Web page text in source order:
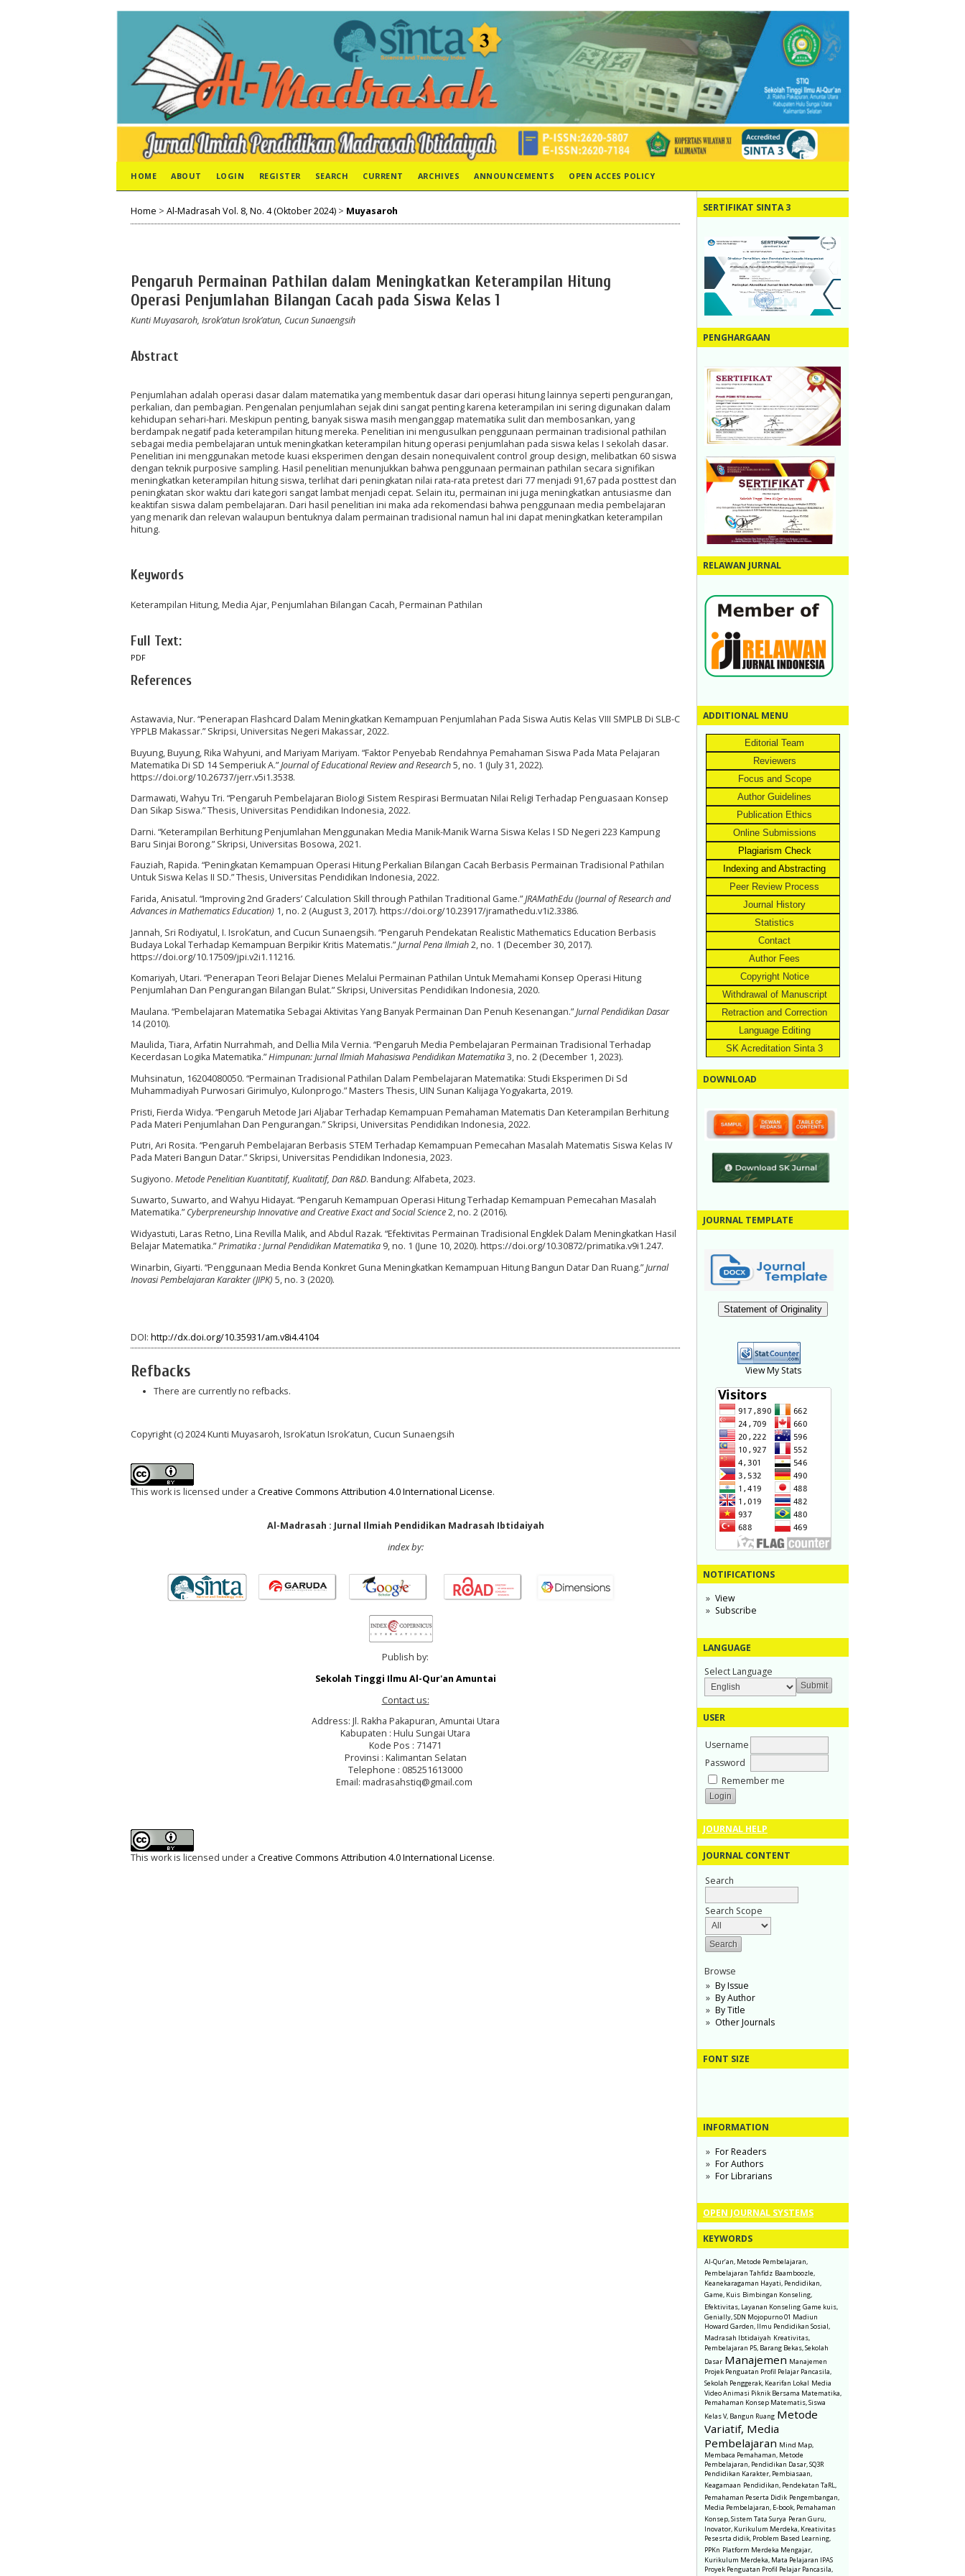
SERTIFIKAT SINTA 3
PENGHARGAAN
RELAWAN JURNAL
ADDITIONAL MENU
Editorial Team
Reviewers
Focus and Scope
Author Guidelines
Publication Ethics
Online Submissions
Plagiarism Check
Indexing and Abstracting
Peer Review Process
Journal History
Statistics
Contact
Author Fees
Copyright Notice
Withdrawal of Manuscript
Retraction and Correction
Language Editing
SK Acreditation Sinta 3
DOWNLOAD
JOURNAL TEMPLATE
Statement of Originality
View My Stats
NOTIFICATIONS
View
Subscribe
LANGUAGE
Select Language
USER
Username
Password
Remember me
JOURNAL HELP
JOURNAL CONTENT
Search
Search Scope
Browse
By Issue
By Author
By Title
Other Journals
FONT SIZE
INFORMATION
For Readers
For Authors
For Librarians
OPEN JOURNAL SYSTEMS
KEYWORDS
Al-Qur’an, Metode Pembelajaran,
Pembelajaran Tahfidz Baamboozle,
Keanekaragaman Hayati, Pendidikan,
Game, Kuis Bimbingan Konseling,
Efektivitas, Layanan Konseling Game kuis,
Genially, SDN Mojopurno 01 Madiun
Howard Garden, Ilmu Pendidikan Sosial,
Madrasah Ibtidaiyah Kreativitas,
Pembelajaran P5, Barang Bekas, Sekolah
Dasar Manajemen Manajemen
Projek Penguatan Profil Pelajar Pancasila,
Sekolah Penggerak, Kearifan Lokal Media
Video Animasi Piknik Bersama Matematika,
Pemahaman Konsep Matematis, Siswa
Kelas V, Bangun Ruang Metode
Variatif, Media
Pembelajaran Mind Map,
Membaca Pemahaman, Metode
Pembelajaran, Pendidikan Dasar, SQ3R
Pendidikan Karakter, Pembiasaan,
Keagamaan Pendidikan, Pendekatan TaRL,
Pemahaman Peserta Didik Pengembangan,
Media Pembelajaran, E-book, Pemahaman
Konsep, Sistem Tata Surya Peran Guru,
Inovator, Kurikulum Merdeka, Kreativitas
Pesesrta didik, Problem Based Learning,
PPKn Platform Merdeka Mengajar,
Kurikulum Merdeka, Mata Pelajaran IPAS
Proyek Penguatan Profil Pelajar Pancasila,
HOME ABOUT LOGIN REGISTER SEARCH CURRENT ARCHIVES ANNOUNCEMENTS OPEN ACCES POLICY
Home > Al-Madrasah Vol. 8, No. 4 (Oktober 2024) > Muyasaroh
Pengaruh Permainan Pathilan dalam Meningkatkan Keterampilan Hitung
Operasi Penjumlahan Bilangan Cacah pada Siswa Kelas 1
Kunti Muyasaroh, Isrok’atun Isrok’atun, Cucun Sunaengsih
Abstract
Penjumlahan adalah operasi dasar dalam matematika yang membentuk dasar dari operasi hitung lainnya seperti pengurangan,
perkalian, dan pembagian. Pengenalan penjumlahan sejak dini sangat penting karena keterampilan ini sering digunakan dalam
kehidupan sehari-hari. Meskipun penting, banyak siswa masih menganggap matematika sulit dan membosankan, yang
berdampak negatif pada keterampilan hitung mereka. Penelitian ini mengusulkan penggunaan permainan tradisional pathilan
sebagai media pembelajaran untuk meningkatkan keterampilan hitung operasi penjumlahan pada siswa kelas I sekolah dasar.
Penelitian ini menggunakan metode kuasi eksperimen dengan desain nonequivalent control group design, melibatkan 60 siswa
dengan teknik purposive sampling. Hasil penelitian menunjukkan bahwa penggunaan permainan pathilan secara signifikan
meningkatkan keterampilan hitung siswa, terlihat dari peningkatan nilai rata-rata pretest dari 77 menjadi 91,67 pada posttest dan
peningkatan skor waktu dari kategori sangat lambat menjadi cepat. Selain itu, permainan ini juga meningkatkan antusiasme dan
keaktifan siswa dalam pembelajaran. Dari hasil penelitian ini maka ada rekomendasi bahwa penggunaan media pembelajaran
yang menarik dan relevan walaupun bentuknya dalam permainan tradisional namun hal ini dapat meningkatkan keterampilan
hitung.
Keywords
Keterampilan Hitung, Media Ajar, Penjumlahan Bilangan Cacah, Permainan Pathilan
Full Text:
PDF
References
Astawavia, Nur. “Penerapan Flashcard Dalam Meningkatkan Kemampuan Penjumlahan Pada Siswa Autis Kelas VIII SMPLB Di SLB-C
YPPLB Makassar.” Skripsi, Universitas Negeri Makassar, 2022.
Buyung, Buyung, Rika Wahyuni, and Mariyam Mariyam. “Faktor Penyebab Rendahnya Pemahaman Siswa Pada Mata Pelajaran
Matematika Di SD 14 Semperiuk A.”Journal of Educational Review and Research5, no. 1 (July 31, 2022).
https://doi.org/10.26737/jerr.v5i1.3538.
Darmawati, Wahyu Tri. “Pengaruh Pembelajaran Biologi Sistem Respirasi Bermuatan Nilai Religi Terhadap Penguasaan Konsep
Dan Sikap Siswa.” Thesis, Universitas Pendidikan Indonesia, 2022.
Darni. “Keterampilan Berhitung Penjumlahan Menggunakan Media Manik-Manik Warna Siswa Kelas I SD Negeri 223 Kampung
Baru Sinjai Borong.” Skripsi, Universitas Bosowa, 2021.
Fauziah, Rapida. “Peningkatan Kemampuan Operasi Hitung Perkalian Bilangan Cacah Berbasis Permainan Tradisional Pathilan
Untuk Siswa Kelas II SD.” Thesis, Universitas Pendidikan Indonesia, 2022.
Farida, Anisatul. “Improving 2nd Graders’ Calculation Skill through Pathilan Traditional Game.”JRAMathEdu (Journal of Research and
Advances in Mathematics Education) 1, no. 2 (August 3, 2017). https://doi.org/10.23917/jramathedu.v1i2.3386.
Jannah, Sri Rodiyatul, I. Isrok’atun, and Cucun Sunaengsih. “Pengaruh Pendekatan Realistic Mathematics Education Berbasis
Budaya Lokal Terhadap Kemampuan Berpikir Kritis Matematis.”Jurnal Pena Ilmiah2, no. 1 (December 30, 2017).
https://doi.org/10.17509/jpi.v2i1.11216.
Komariyah, Utari. “Penerapan Teori Belajar Dienes Melalui Permainan Pathilan Untuk Memahami Konsep Operasi Hitung
Penjumlahan Dan Pengurangan Bilangan Bulat.” Skripsi, Universitas Pendidikan Indonesia, 2020.
Maulana. “Pembelajaran Matematika Sebagai Aktivitas Yang Banyak Permainan Dan Penuh Kesenangan.”Jurnal Pendidikan Dasar
14 (2010).
Maulida, Tiara, Arfatin Nurrahmah, and Dellia Mila Vernia. “Pengaruh Media Pembelajaran Permainan Tradisional Terhadap
Kecerdasan Logika Matematika.”Himpunan: Jurnal Ilmiah Mahasiswa Pendidikan Matematika3, no. 2 (December 1, 2023).
Muhsinatun, 16204080050. “Permainan Tradisional Pathilan Dalam Pembelajaran Matematika: Studi Eksperimen Di Sd
Muhammadiyah Purwosari Girimulyo, Kulonprogo.” Masters Thesis, UIN Sunan Kalijaga Yogyakarta, 2019.
Pristi, Fierda Widya. “Pengaruh Metode Jari Aljabar Terhadap Kemampuan Pemahaman Matematis Dan Keterampilan Berhitung
Pada Materi Penjumlahan Dan Pengurangan.” Skripsi, Universitas Pendidikan Indonesia, 2022.
Putri, Ari Rosita. “Pengaruh Pembelajaran Berbasis STEM Terhadap Kemampuan Pemecahan Masalah Matematis Siswa Kelas IV
Pada Materi Bangun Datar.” Skripsi, Universitas Pendidikan Indonesia, 2023.
Sugiyono. Metode Penelitian Kuantitatif, Kualitatif, Dan R&D. Bandung: Alfabeta, 2023.
Suwarto, Suwarto, and Wahyu Hidayat. “Pengaruh Kemampuan Operasi Hitung Terhadap Kemampuan Pemecahan Masalah
Matematika.”Cyberpreneurship Innovative and Creative Exact and Social Science2, no. 2 (2016).
Widyastuti, Laras Retno, Lina Revilla Malik, and Abdul Razak. “Efektivitas Permainan Tradisional Engklek Dalam Meningkatkan Hasil
Belajar Matematika.”Primatika : Jurnal Pendidikan Matematika 9, no. 1 (June 10, 2020). https://doi.org/10.30872/primatika.v9i1.247.
Winarbin, Giyarti. “Penggunaan Media Benda Konkret Guna Meningkatkan Kemampuan Hitung Bangun Datar Dan Ruang.”Jurnal
Inovasi Pembelajaran Karakter (JIPK) 5, no. 3 (2020).
DOI: http://dx.doi.org/10.35931/am.v8i4.4104
Refbacks
There are currently no refbacks.
Copyright (c) 2024 Kunti Muyasaroh, Isrok’atun Isrok’atun, Cucun Sunaengsih
This work is licensed under a Creative Commons Attribution 4.0 International License.
Al-Madrasah : Jurnal Ilmiah Pendidikan Madrasah Ibtidaiyah
index by:
Publish by:
Sekolah Tinggi Ilmu Al-Qur'an Amuntai
Contact us:
Address: Jl. Rakha Pakapuran, Amuntai Utara
Kabupaten : Hulu Sungai Utara
Kode Pos : 71471
Provinsi : Kalimantan Selatan
Telephone : 085251613000
Email: madrasahstiq@gmail.com
This work is licensed under a Creative Commons Attribution 4.0 International License.